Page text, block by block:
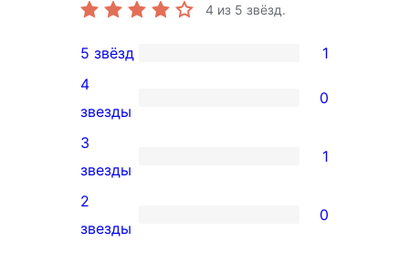
4 из 5 звёзд.
1
5-
звездный
отзыв
5 звёзд 1
0
4-
звездный
отзыв
4
звезды
0
1
3-
звездный
3
звезды
1
0
2
звезды
0